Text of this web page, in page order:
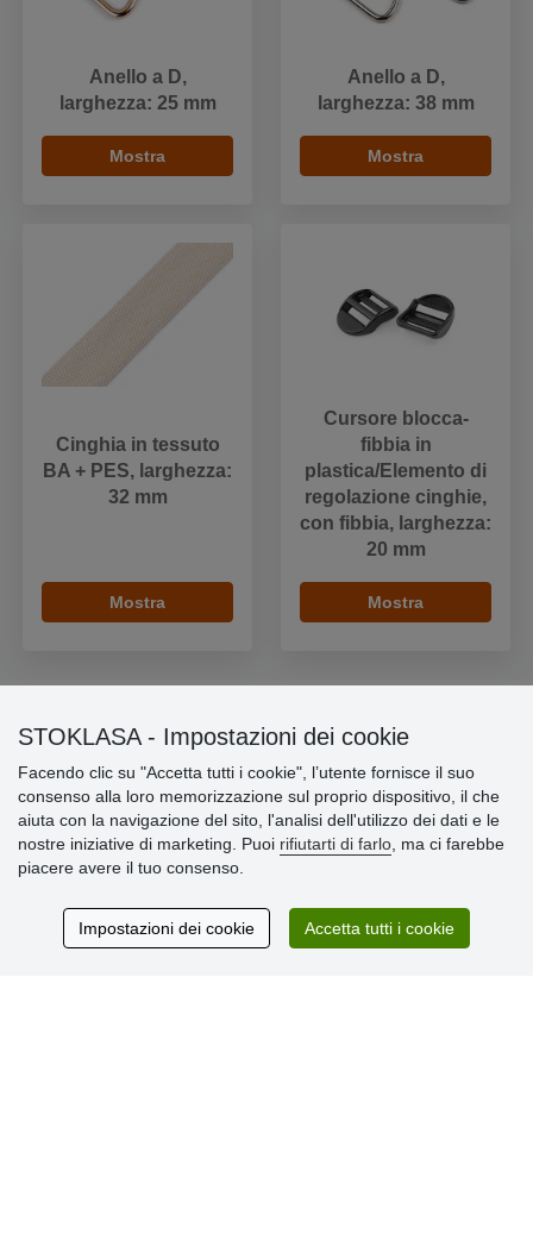
Anello a D,
larghezza: 25 mm
Mostra
Anello a D,
larghezza: 38 mm
Mostra
Cinghia in tessuto
BA + PES, larghezza:
32 mm
Mostra
Cursore blocca-
fibbia in
plastica/Elemento di
regolazione cinghie,
con fibbia, larghezza:
20 mm
Mostra
» Impostazioni dei cookie
» Termini & Condizioni
» Informativa sulla Privacy
» Consegna e pagamento
» Programma fedeltà
STOKLASA - Impostazioni dei cookie
Facendo clic su "Accetta tutti i cookie", l’utente fornisce il suo
consenso alla loro memorizzazione sul proprio dispositivo, il che
aiuta con la navigazione del sito, l'analisi dell'utilizzo dei dati e le
nostre iniziative di marketing. Puoi rifiutarti di farlo , ma ci farebbe
piacere avere il tuo consenso.
Impostazioni dei cookie Accetta tutti i cookie